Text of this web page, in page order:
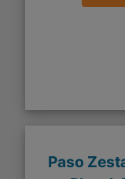
Paso